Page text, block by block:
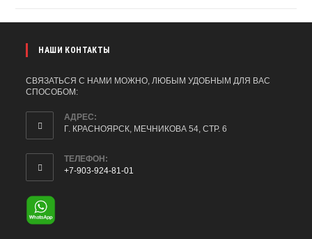
НАШИ КОНТАКТЫ
СВЯЗАТЬСЯ С НАМИ МОЖНО, ЛЮБЫМ УДОБНЫМ ДЛЯ ВАС
СПОСОБОМ:
АДРЕС:
Г. КРАСНОЯРСК, МЕЧНИКОВА 54, СТР. 6
ТЕЛЕФОН:
+7-903-924-81-01